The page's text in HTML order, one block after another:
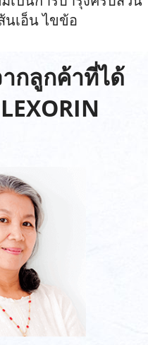
นเอ็น ไขข้อ
กลูกค้าที่ได้